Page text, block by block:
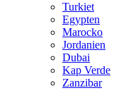
Turkiet
Egypten
Marocko
Jordanien
Dubai
Kap Verde
Zanzibar